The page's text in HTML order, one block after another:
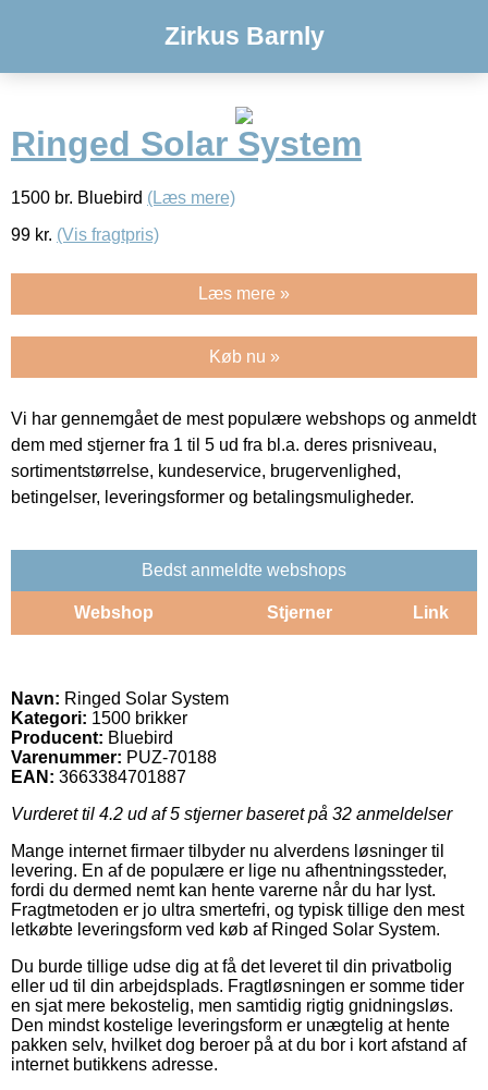
Zirkus Barnly
Ringed Solar System
1500 br. Bluebird (Læs mere)
99 kr. (Vis fragtpris)
Læs mere »
Køb nu »
Vi har gennemgået de mest populære webshops og anmeldt
dem med stjerner fra 1 til 5 ud fra bl.a. deres prisniveau,
sortimentstørrelse, kundeservice, brugervenlighed,
betingelser, leveringsformer og betalingsmuligheder.
Bedst anmeldte webshops
Webshop Stjerner Link
Navn: Ringed Solar System
Kategori: 1500 brikker
Producent: Bluebird
Varenummer: PUZ-70188
EAN: 3663384701887
Vurderet til 4.2 ud af 5 stjerner baseret på 32 anmeldelser
Mange internet firmaer tilbyder nu alverdens løsninger til
levering. En af de populære er lige nu afhentningssteder,
fordi du dermed nemt kan hente varerne når du har lyst.
Fragtmetoden er jo ultra smertefri, og typisk tillige den mest
letkøbte leveringsform ved køb af Ringed Solar System.
Du burde tillige udse dig at få det leveret til din privatbolig
eller ud til din arbejdsplads. Fragtløsningen er somme tider
en sjat mere bekostelig, men samtidig rigtig gnidningsløs.
Den mindst kostelige leveringsform er unægtelig at hente
pakken selv, hvilket dog beroer på at du bor i kort afstand af
internet butikkens adresse.